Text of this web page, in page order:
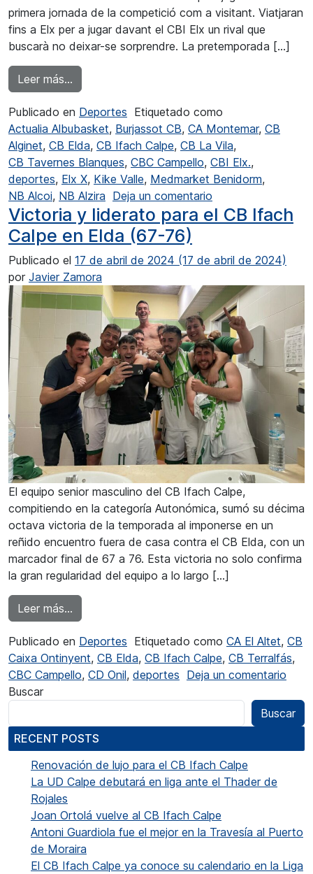
primera jornada de la competició com a visitant. Viatjaran
fins a Elx per a jugar davant el CBI Elx un rival que
buscarà no deixar-se sorprendre. La pretemporada […]
Leer más…
Publicado en Deportes Etiquetado como
Actualia Albubasket, Burjassot CB, CA Montemar, CB
Alginet, CB Elda, CB Ifach Calpe, CB La Vila,
CB Tavernes Blanques, CBC Campello, CBI Elx.,
deportes, Elx X, Kike Valle, Medmarket Benidorm,
NB Alcoi, NB Alzira Deja un comentario
Victoria y liderato para el CB Ifach
Calpe en Elda (67-76)
Publicado el 17 de abril de 2024 (17 de abril de 2024)
por Javier Zamora
El equipo senior masculino del CB Ifach Calpe,
compitiendo en la categoría Autonómica, sumó su décima
octava victoria de la temporada al imponerse en un
reñido encuentro fuera de casa contra el CB Elda, con un
marcador final de 67 a 76. Esta victoria no solo confirma
la gran regularidad del equipo a lo largo […]
Leer más…
Publicado en Deportes Etiquetado como CA El Altet, CB
Caixa Ontinyent, CB Elda, CB Ifach Calpe, CB Terralfás,
CBC Campello, CD Onil, deportes Deja un comentario
Buscar
Buscar
RECENT POSTS
Renovación de lujo para el CB Ifach Calpe
La UD Calpe debutará en liga ante el Thader de
Rojales
Joan Ortolá vuelve al CB Ifach Calpe
Antoni Guardiola fue el mejor en la Travesía al Puerto
de Moraira
El CB Ifach Calpe ya conoce su calendario en la Liga